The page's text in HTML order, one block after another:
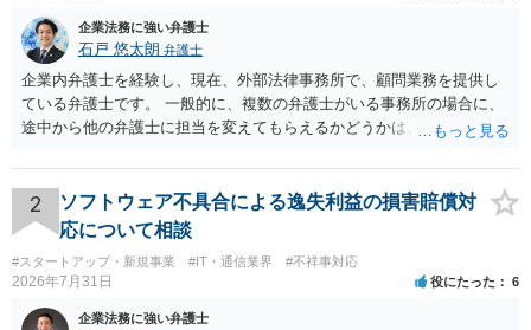
企業法務に強い弁護士
石戸 悠太朗 弁護士
企業内弁護士を経験し、現在、外部法律事務所で、顧問業務を提供し
ている弁護士です。 一般的に、複数の弁護士がいる事務所の場合に、
途中から他の弁護士に担当を変えてもらえるかどうかは、当該事務所
が不満を抱いている弁護士を担当にすることは望ましくないため、別
の弁護士に変更するのが通常でしょう。それでも、担当弁護士を変え
てくれない場合は、他の弁護士の担当案件が一般で担当を変えられな
いなどの事情があるかと思います。 担当弁護士が変わらず、仕事内容
も改善されない場合には、決済権限を持つ上司に相談し、顧問契約自
体を見直すのが一番かと思います。
2
ソフトウェア不具合による逸失利益の損害賠償対
応について相談
#スタートアップ・新規事業 #IT・通信業界 #不祥事対応
2026年7月31日 役にたった 6
企業法務に強い弁護士